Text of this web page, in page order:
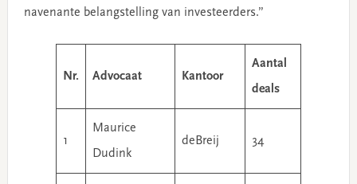
navenante belangstelling van investeerders.”
Nr. Advocaat Kantoor
Aantal
deals
1
Maurice
Dudink
deBreij 34